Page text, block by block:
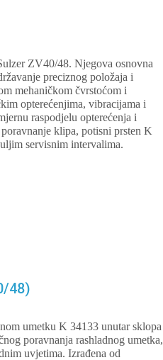
ZV40/48. Njegova osnovna
preciznog položaja i
mehaničkom čvrstoćom i
opterećenjima, vibracijama i
raspodjelu opterećenja i
klipa, potisni prsten K
servisnim intervalima.
48)
umetku K 34133 unutar sklopa
poravnanja rashladnog umetka,
uvjetima. Izrađena od